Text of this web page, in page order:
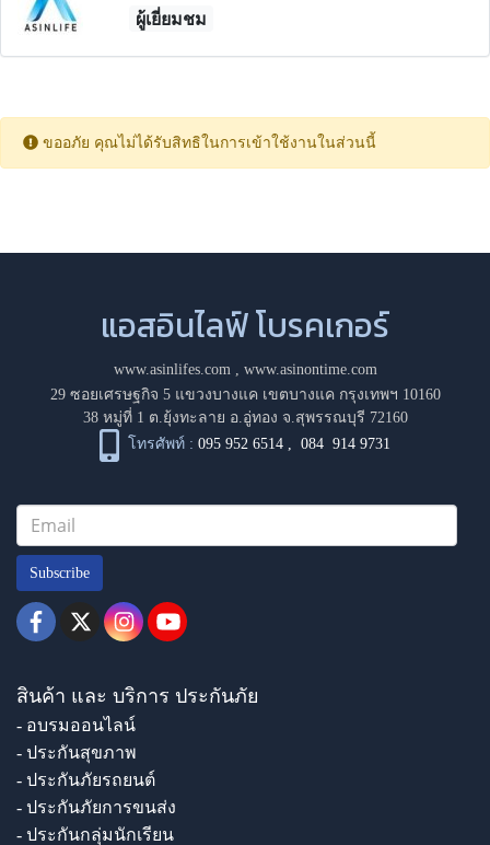
ผู้เยี่ยมชม
ขออภัย คุณไม่ได้รับสิทธิในการเข้าใช้งานในส่วนนี้
แอสอินไลฟ์ โบรคเกอร์
www.asinlifes.com, www.asinontime.com
29 ซอยเศรษฐกิจ 5 แขวงบางแค เขตบางแค กรุงเทพฯ 10160
38 หมู่ที่ 1 ต.ยุ้งทะลาย อ.อู่ทอง จ.สุพรรณบุรี 72160
โทรศัพท์ : 095 952 6514 ,084 914 9731
Subscribe
สินค้า และ บริการ ประกันภัย
- อบรมออนไลน์
- ประกันสุขภาพ
- ประกันภัยรถยนต์
- ประกันภัยการขนส่ง
- ประกันกลุ่มนักเรียน